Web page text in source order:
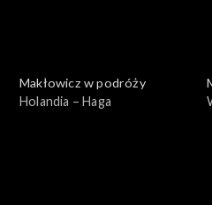
Makłowicz w podróży
Holandia – Haga